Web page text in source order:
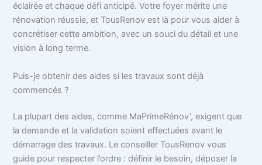
éclairée et chaque défi anticipé. Votre foyer mérite une
rénovation réussie, et TousRenov est là pour vous aider à
concrétiser cette ambition, avec un souci du détail et une
vision à long terme.
Puis-je obtenir des aides si les travaux sont déjà
commencés ?
La plupart des aides, comme MaPrimeRénov’, exigent que
la demande et la validation soient effectuées avant le
démarrage des travaux. Le conseiller TousRenov vous
guide pour respecter l’ordre : définir le besoin, déposer la